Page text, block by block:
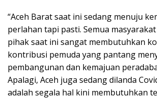
“Aceh Barat saat ini sedang menuju
perlahan tapi pasti. Semua
pihak saat ini sangat membutuhkan
kontribusi pemuda yang pantang
pembangunan dan kemajuan
Apalagi, Aceh juga sedang dilanda
adalah segala hal kini membutuhkan